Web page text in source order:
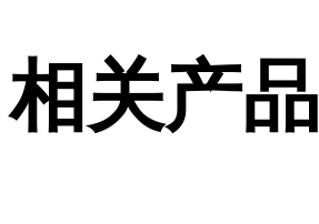
相关产品